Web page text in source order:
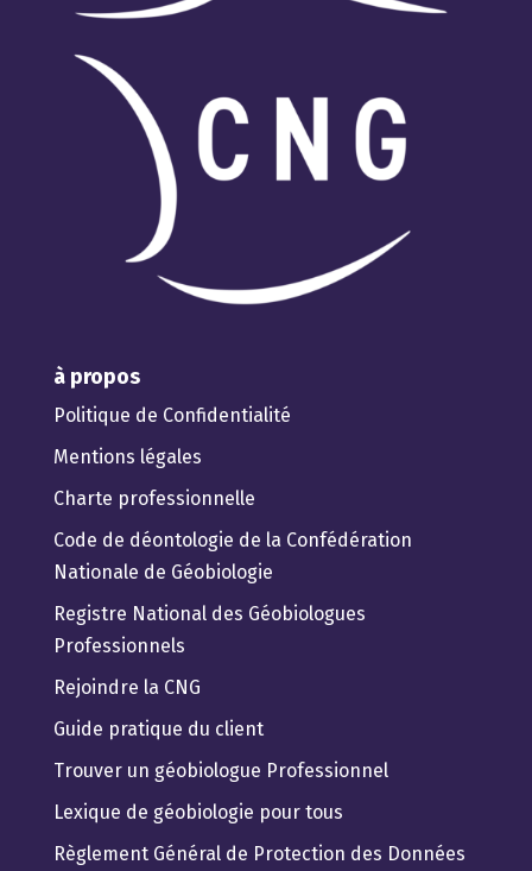
à propos
Politique de Confidentialité
Mentions légales
Charte professionnelle
Code de déontologie de la Confédération
Nationale de Géobiologie
Registre National des Géobiologues
Professionnels
Rejoindre la CNG
Guide pratique du client
Trouver un géobiologue Professionnel
Lexique de géobiologie pour tous
Règlement Général de Protection des Données